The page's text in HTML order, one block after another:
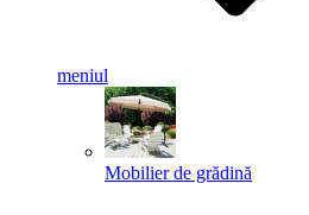
meniul
Mobilier de grădină